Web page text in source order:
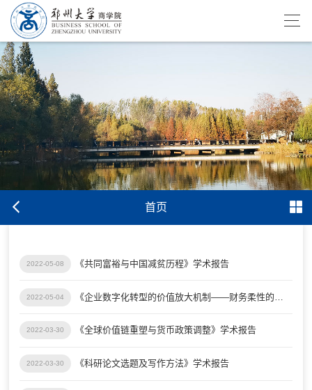
首页
2022-05-08 《共同富裕与中国减贫历程》学术报告
2022-05-04
2022-03-30 《全球价值链重塑与货币政策调整》学术报告
2022-03-30 《科研论文选题及写作方法》学术报告